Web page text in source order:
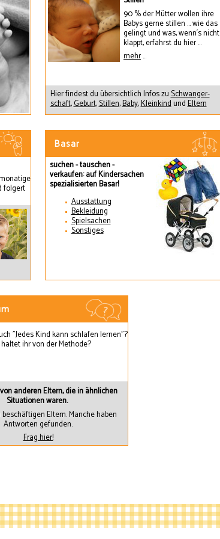
90 % der Mütter wollen ihre
Babys gerne stillen ... wie das
gelingt und was, wenn´s nicht
klappt, erfahrst du hier ...
mehr...
Hier findest du übersichtlich Infos zuSchwanger-
schaft,Geburt,Stillen,Baby,KleinkindundEltern
folgert
Basar
suchen - tauschen -
verkaufen: auf Kindersachen
spezialisierten Basar!
Ausstattung
Bekleidung
Spielsachen
Sonstiges
"Jedes Kind kann schlafen lernen"?
ihr von der Methode?
anderen Eltern, die in ähnlichen
Situationen waren.
Eltern. Manche haben
Antworten gefunden.
Frag hier!